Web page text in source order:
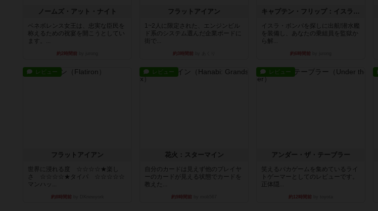
ノームズ・アット・ナイト
ベネボレンス女王は、忠実な臣民を
称えるための祝宴を開こうとしてい
ます。...
約2時間前
フラットアイアン
1~2人に限定された、エンジンビル
ド系のシステム選んだ企業ボードに
街で...
約3時間前
キャプテン・フリップ：イスラ・ボンバ
イスラ・ボンバを探しに出航!潜水艦
を装備し、あなたの乗組員を監獄か
ら解...
約6時間前
レビュー
フラットアイアン
世界に浸れる度 ☆☆☆☆★楽し
さ ☆☆☆☆★タイパ ☆☆☆☆☆
マンハッ...
約8時間前
レビュー
花火：スターマイン
自分のカードは見えず他のプレイヤ
ーのカードが見える状態でカードを
教えた...
約9時間前
レビュー
アンダー・ザ・テーブラー
笑えるバカゲームを集めているライ
トゲーマーとしてのレビューです。
正体隠...
約12時間前